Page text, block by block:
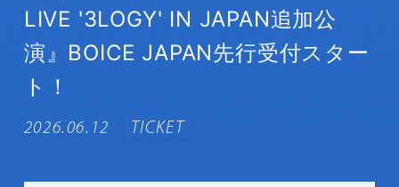
LIVE '3LOGY' IN JAPAN追加公
演』BOICE JAPAN先行受付スター
ト！
2026.06.12 TICKET